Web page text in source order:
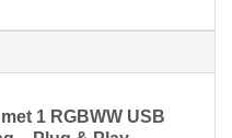
1 RGBWW USB